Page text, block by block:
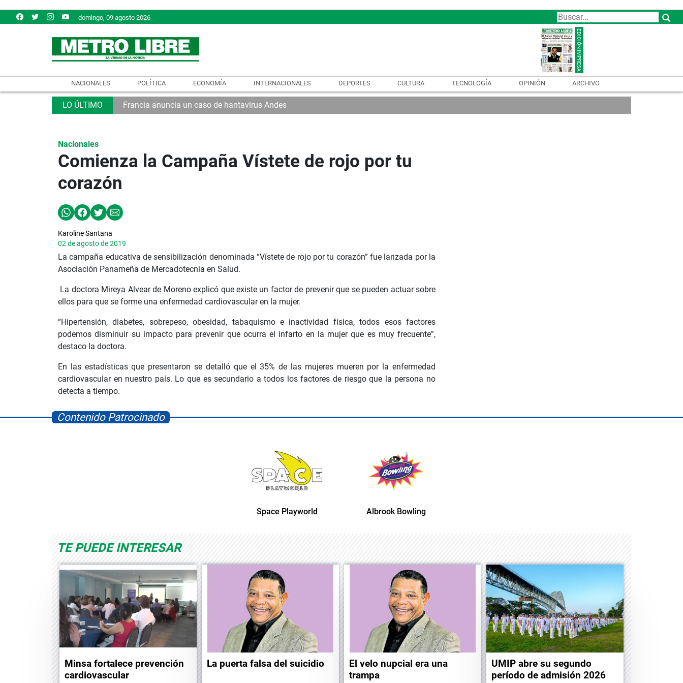
domingo, 09 agosto 2026
NACIONALES POLÍTICA ECONOMÍA INTERNACIONALES DEPORTES CULTURA TECNOLOGÍA OPINIÓN ARCHIVO
Francia anuncia un caso de hantavirus Andes
Nacionales
Comienza la Campaña Vístete de rojo por tu
corazón
Karoline Santana
02 de agosto de 2019
La campaña educativa de sensibilización denominada “Vístete de rojo por tu corazón” fue lanzada por la
Asociación Panameña de Mercadotecnia en Salud.
La doctora Mireya Alvear de Moreno explicó que existe un factor de prevenir que se pueden actuar sobre
ellos para que se forme una enfermedad cardiovascular en la mujer.
“Hipertensión, diabetes, sobrepeso, obesidad, tabaquismo e inactividad física, todos esos factores
podemos disminuir su impacto para prevenir que ocurra el infarto en la mujer que es muy frecuente”,
destaco la doctora.
En las estadísticas que presentaron se detalló que el 35% de las mujeres mueren por la enfermedad
cardiovascular en nuestro país. Lo que es secundario a todos los factores de riesgo que la persona no
detecta a tiempo.
Contenido Patrocinado
Space Playworld Albrook Bowling Space Playworld
TE PUEDE INTERESAR
Minsa fortalece prevención
cardiovascular
La puerta falsa del suicidio
El velo nupcial era una
trampa
UMIP abre su segundo
período de admisión 2026